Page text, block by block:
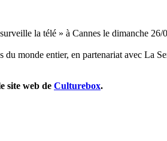
la télé » à Cannes le dimanche 26/
monde entier, en partenariat avec La
site web de Culturebox.